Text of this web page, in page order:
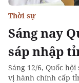
Sáng nay
sáp nhập
Thời sự
Sáng 12/6, Quốc
vị hành chính cấp